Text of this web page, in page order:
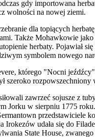
gdy importowana
wolności na nowej ziemi.
dla topiących
Także Mohawkowie
herbaty. Pojawiał
symbolem nowego
którego "Nocni
szeroko
zawrzeć sojusze z
Jorku w sierpniu 1775
przedstawiciele
Irokezów udała się do
State House,